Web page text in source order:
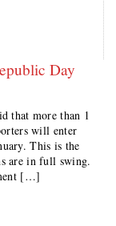
Day
that more than 1
will enter
This is the
are in full swing.
[…]